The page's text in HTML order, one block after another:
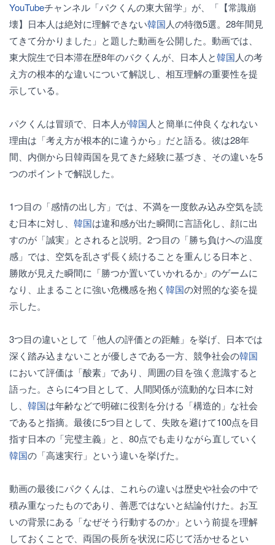
YouTubeチャンネル「パクくんの東大留学」が、「【常識崩
壊】日本人は絶対に理解できない韓国人の特徴5選。28年間見
てきて分かりました」と題した動画を公開した。動画では、
東大院生で日本滞在歴8年のパクくんが、日本人と韓国人の考
え方の根本的な違いについて解説し、相互理解の重要性を提
示している。
パクくんは冒頭で、日本人が韓国人と簡単に仲良くなれない
理由は「考え方が根本的に違うから」だと語る。彼は28年
間、内側から日韓両国を見てきた経験に基づき、その違いを5
つのポイントで解説した。
1つ目の「感情の出し方」では、不満を一度飲み込み空気を読
む日本に対し、 韓国は違和感が出た瞬間に言語化し、顔に出
すのが「誠実」とされると説明。2つ目の「勝ち負けへの温度
感」では、空気を乱さず長く続けることを重んじる日本と、
勝敗が見えた瞬間に「勝つか置いていかれるか」のゲームに
なり、止まることに強い危機感を抱く 韓国の対照的な姿を提
示した。
3つ目の違いとして「他人の評価との距離」を挙げ、日本では
深く踏み込まないことが優しさである一方、競争社会の韓国
において評価は「酸素」であり、周囲の目を強く意識すると
語った。さらに4つ目として、人間関係が流動的な日本に対
し、 韓国は年齢などで明確に役割を分ける「構造的」な社会
であると指摘。最後に5つ目として、失敗を避けて100点を目
指す日本の「完璧主義」と、80点でも走りながら直していく
韓国の「高速実行」という違いを挙げた。
動画の最後にパクくんは、これらの違いは歴史や社会の中で
積み重なったものであり、善悪ではないと結論付けた。お互
いの背景にある「なぜそう行動するのか」という前提を理解
しておくことで、両国の長所を状況に応じて活かせるとい